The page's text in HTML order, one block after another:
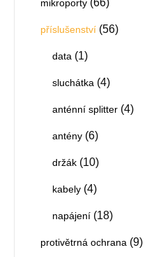
mikroporty
příslušenství (56)
data (1)
sluchátka (4)
anténní splitter (4)
antény (6)
držák (10)
kabely (4)
napájení (18)
protivětrná ochrana (9)